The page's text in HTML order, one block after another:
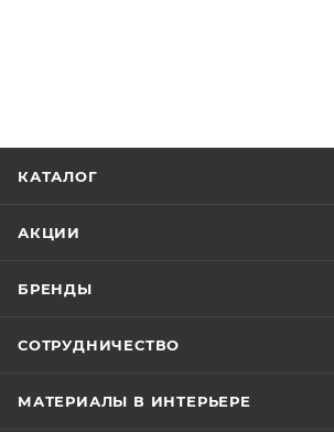
КАТАЛОГ
АКЦИИ
БРЕНДЫ
СОТРУДНИЧЕСТВО
МАТЕРИАЛЫ В ИНТЕРЬЕРЕ